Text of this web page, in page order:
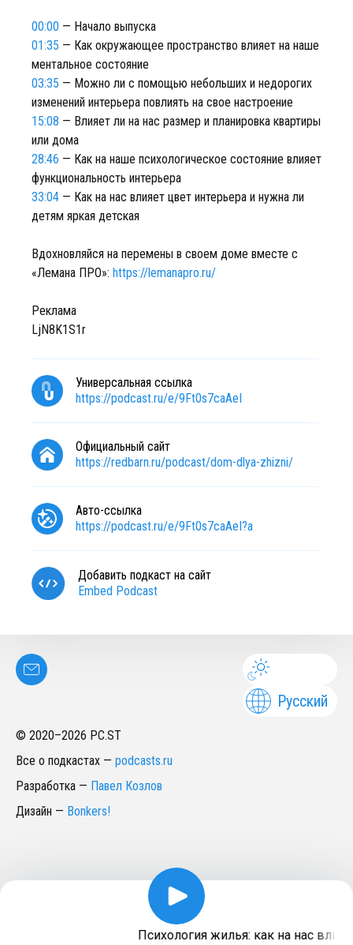
00:00 — Начало выпуска
01:35 — Как окружающее пространство влияет на наше
ментальное состояние
03:35 — Можно ли с помощью небольших и недорогих
изменений интерьера повлиять на свое настроение
15:08 — Влияет ли на нас размер и планировка квартиры
или дома
28:46 — Как на наше психологическое состояние влияет
функциональность интерьера
33:04 — Как на нас влияет цвет интерьера и нужна ли
детям яркая детская
Вдохновляйся на перемены в своем доме вместе с
«Лемана ПРО»: https://lemanapro.ru/
Реклама
LjN8K1S1r
Универсальная ссылка
https://podcast.ru/e/9Ft0s7caAeI
Официальный сайт
https://redbarn.ru/podcast/dom-dlya-zhizni/
Авто-ссылка
https://podcast.ru/e/9Ft0s7caAeI?a
Добавить подкаст на сайт
Embed Podcast
Русский
© 2020–2026 PC.ST
Все о подкастах — podcasts.ru
Разработка — Павел Козлов
Дизайн — Bonkers!
Психология жилья: как на нас